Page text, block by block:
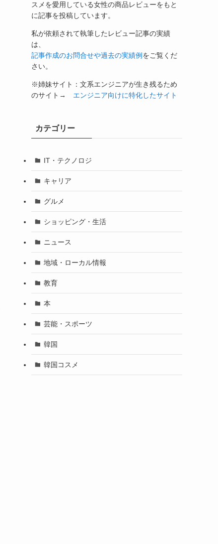
スメを愛用している女性の商品レビューをもと
に記事を投稿しています。
私が依頼されて執筆したレビュー記事の実績
は、
記事作成のお問合せや過去の実績例 をご覧くだ
さい。
※姉妹サイト：文系エンジニアが生き残るため
のサイト→ エンジニア向けに特化したサイト
カテゴリー
IT・テクノロジ
キャリア
グルメ
ショッピング・生活
ニュース
地域・ローカル情報
教育
本
芸能・スポーツ
韓国
韓国コスメ